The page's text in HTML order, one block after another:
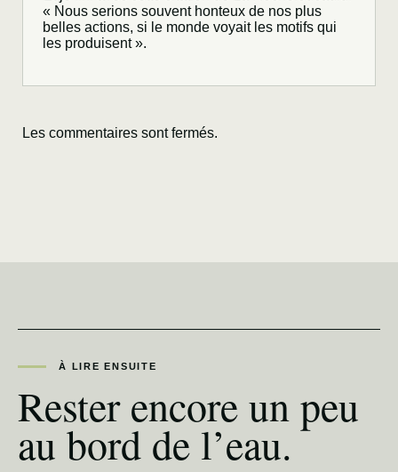
« Nous serions souvent honteux de nos plus
belles actions, si le monde voyait les motifs qui
les produisent ».
Les commentaires sont fermés.
À LIRE ENSUITE
Rester encore un peu
au bord de l’eau.